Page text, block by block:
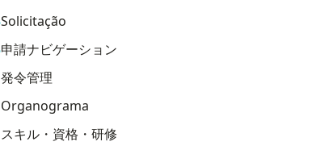
Solicitação
申請ナビゲーション
発令管理
Organograma
スキル・資格・研修